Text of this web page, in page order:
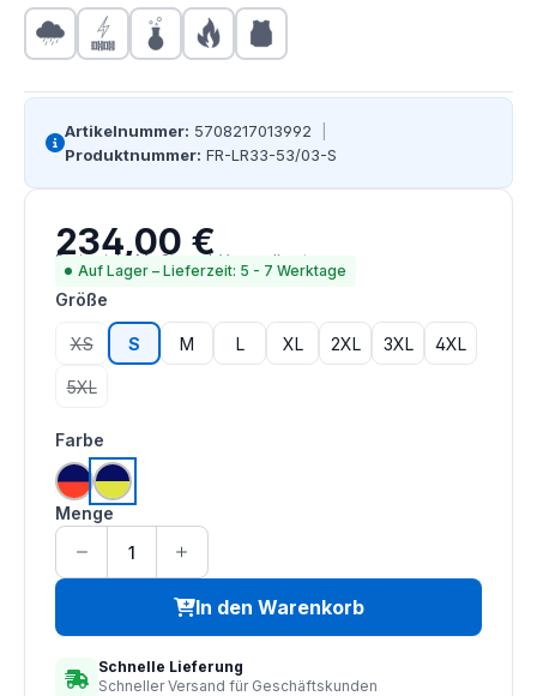
Artikelnummer: 5708217013992
Produktnummer: FR-LR33-53/03-S
Regulärer Preis:
234,00 €
Preise inkl. MwSt. zzgl. Versandkosten
Auf Lager – Lieferzeit: 5 - 7 Werktage
Größe
XS(Diese Option ist zurzeit nicht verfügbar.)
S M L XL 2XL 3XL 4XL
5XL(Diese Option ist zurzeit nicht verfügbar.)
Farbe
hi vis orange | navy
hi vis saturn gelb | navy
Menge
In den Warenkorb
Schnelle Lieferung
Schneller Versand für Geschäftskunden